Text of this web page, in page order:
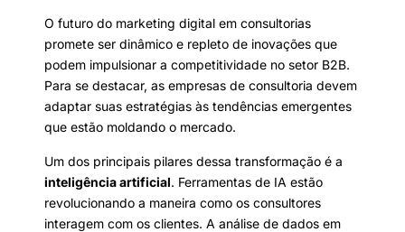
O futuro do marketing digital em consultorias
promete ser dinâmico e repleto de inovações que
podem impulsionar a competitividade no setor B2B.
Para se destacar, as empresas de consultoria devem
adaptar suas estratégias às tendências emergentes
que estão moldando o mercado.
Um dos principais pilares dessa transformação é a
inteligência artificial. Ferramentas de IA estão
revolucionando a maneira como os consultores
interagem com os clientes. A análise de dados em